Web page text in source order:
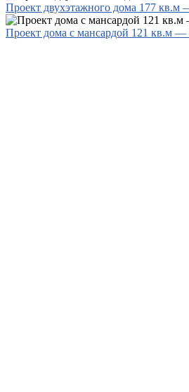
Проект двухэтажного дома 177 кв.м
Проект дома с мансардой 121 кв.м —